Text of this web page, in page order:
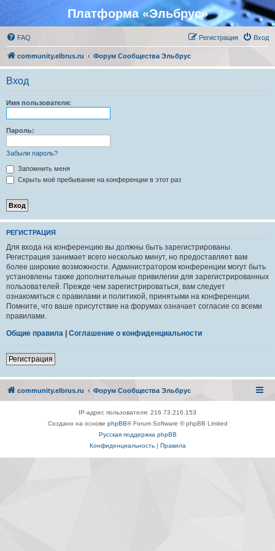
Платформа «Эльбрус»
FAQ Вход
Регистрация
community.elbrus.ru Форум Сообщества Эльбрус
Вход
Имя пользователя:
Пароль:
Забыли пароль?
Запомнить меня
Скрыть моё пребывание на конференции в этот раз
РЕГИСТРАЦИЯ
Для входа на конференцию вы должны быть зарегистрированы.
Регистрация занимает всего несколько минут, но предоставляет вам
более широкие возможности. Администратором конференции могут быть
установлены также дополнительные привилегии для зарегистрированных
пользователей. Прежде чем зарегистрироваться, вам следует
ознакомиться с правилами и политикой, принятыми на конференции.
Помните, что ваше присутствие на форумах означает согласие со всеми
правилами.
Общие правила | Соглашение о конфиденциальности
Регистрация
community.elbrus.ru Форум Сообщества Эльбрус
IP-адрес пользователя: 216.73.216.153
Создано на основе phpBB® Forum Software © phpBB Limited
Русская поддержка phpBB
Конфиденциальность| Правила